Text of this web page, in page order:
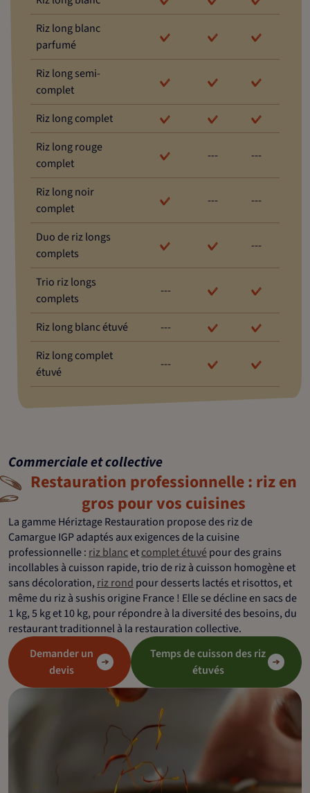
Riz long blanc
parfumé
Riz long semi-
complet
Riz long complet
Riz long rouge
complet
--- ---
Riz long noir
complet
--- ---
Duo de riz longs
complets
---
Trio riz longs
complets
---
Riz long blanc étuvé
---
Riz long complet
étuvé
---
Commerciale et collective
Restauration professionnelle : riz en
gros pour vos cuisines
La gamme Hériztage Restauration propose des riz de
Camargue IGP adaptés aux exigences de la cuisine
professionnelle : riz blancetcomplet étuvépour des grains
incollables à cuisson rapide, trio de riz à cuisson homogène et
sans décoloration, riz rond pour desserts lactés et risottos, et
même du riz à sushis origine France ! Elle se décline en sacs de
1 kg, 5 kg et 10 kg, pour répondre à la diversité des besoins, du
restaurant traditionnel à la restauration collective.
Demander un
devis
Temps de cuisson des riz
étuvés